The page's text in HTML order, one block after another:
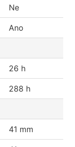
Ne
Ano
26 h
288 h
41 mm